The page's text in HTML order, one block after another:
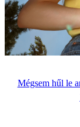
Mégsem hűl le